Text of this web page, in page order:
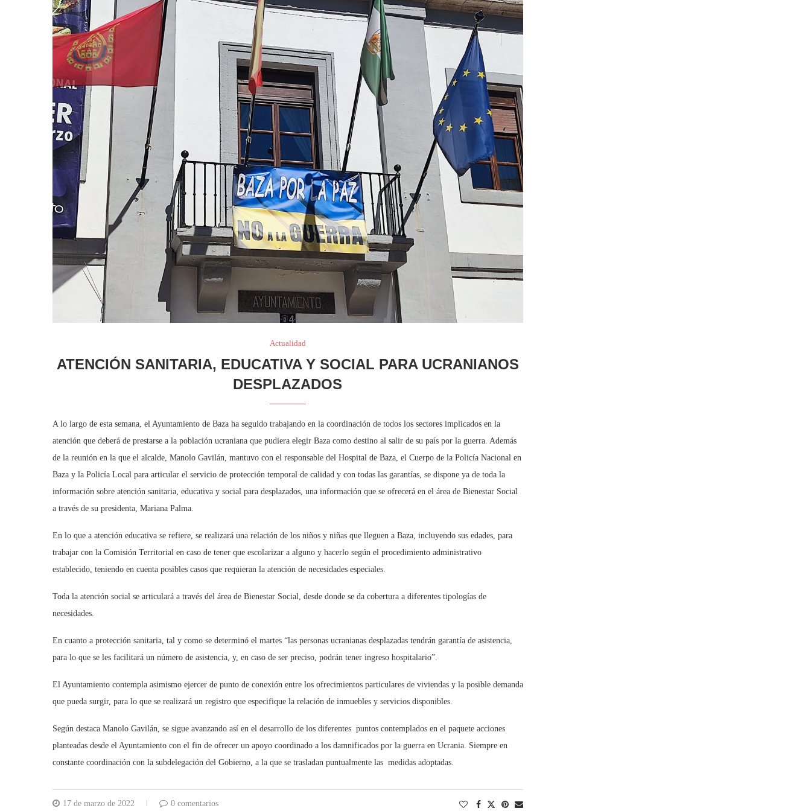
Actualidad
ATENCIÓN SANITARIA, EDUCATIVA Y SOCIAL PARA UCRANIANOS
DESPLAZADOS
A lo largo de esta semana, el Ayuntamiento de Baza ha seguido trabajando en la coordinación de todos los sectores implicados en la
atención que deberá de prestarse a la población ucraniana que pudiera elegir Baza como destino al salir de su país por la guerra. Además
de la reunión en la que el alcalde, Manolo Gavilán, mantuvo con el responsable del Hospital de Baza, el Cuerpo de la Policía Nacional en
Baza y la Policía Local para articular el servicio de protección temporal de calidad y con todas las garantías, se dispone ya de toda la
información sobre atención sanitaria, educativa y social para desplazados, una información que se ofrecerá en el área de Bienestar Social
a través de su presidenta, Mariana Palma.
En lo que a atención educativa se refiere, se realizará una relación de los niños y niñas que lleguen a Baza, incluyendo sus edades, para
trabajar con la Comisión Territorial en caso de tener que escolarizar a alguno y hacerlo según el procedimiento administrativo
establecido, teniendo en cuenta posibles casos que requieran la atención de necesidades especiales.
Toda la atención social se articulará a través del área de Bienestar Social, desde donde se da cobertura a diferentes tipologías de
necesidades.
En cuanto a protección sanitaria, tal y como se determinó el martes “las personas ucranianas desplazadas tendrán garantía de asistencia,
para lo que se les facilitará un número de asistencia, y, en caso de ser preciso, podrán tener ingreso hospitalario”.
El Ayuntamiento contempla asimismo ejercer de punto de conexión entre los ofrecimientos particulares de viviendas y la posible demanda
que pueda surgir, para lo que se realizará un registro que especifique la relación de inmuebles y servicios disponibles.
Según destaca Manolo Gavilán, se sigue avanzando así en el desarrollo de los diferentes puntos contemplados en el paquete acciones
planteadas desde el Ayuntamiento con el fin de ofrecer un apoyo coordinado a los damnificados por la guerra en Ucrania. Siempre en
constante coordinación con la subdelegación del Gobierno, a la que se trasladan puntualmente las medidas adoptadas.
17 de marzo de 2022 0 comentarios